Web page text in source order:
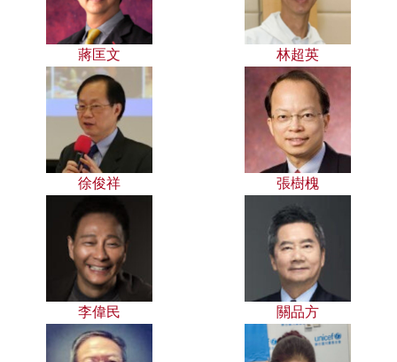
蔣匡文 林超英
徐俊祥 張樹槐
李偉民 關品方